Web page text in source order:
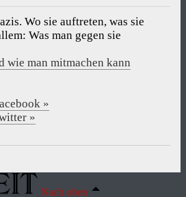
Wo sie auftreten, was sie
Was man gegen sie
wie man mitmachen kann
»
»
Nach oben